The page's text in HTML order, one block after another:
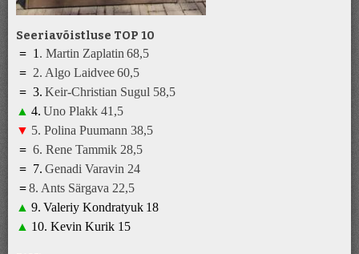
Seeriavõistluse TOP 10
= 1 . Martin Zaplatin 68,5
= 2. Algo Laidvee60,5
= 3. Keir-Christian Sugul 58,5
▲ 4. Uno Plakk 41 ,5
▼ 5. Polina Puumann 38,5
= 6. Rene Tammik 28,5
= 7. Genadi Varavin 24
=8. Ants Särgava 22,5
▲ 9. Valeriy Kondratyuk 18
▲ 10. Kevin Kurik 1 5